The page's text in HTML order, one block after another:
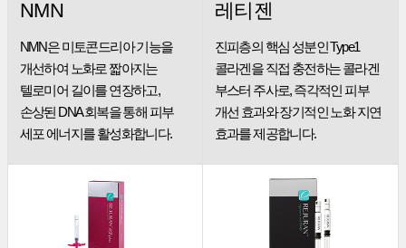
NMN
NMN은 미토콘드리아 기능을
개선하여 노화로 짧아지는
텔로미어 길이를 연장하고,
손상된 DNA회복을 통해 피부
세포 에너지를 활성화합니다.
레티젠
진피층의 핵심 성분인 Type1
콜라겐을 직접 충전하는콜라겐
부스터 주사로, 즉각적인 피부
개선 효과와장기적인 노화 지연
효과를 제공합니다.